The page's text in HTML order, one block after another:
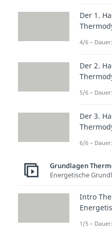
Wenn
dem
des
Der 1.
4/6 –
Der 2.
5/6 –
Der 3.
6/6 –
Grundlagen
Energetische
Intro
1/5 –